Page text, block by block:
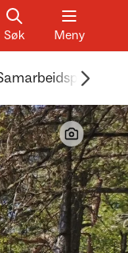
Søk Meny
Scroll